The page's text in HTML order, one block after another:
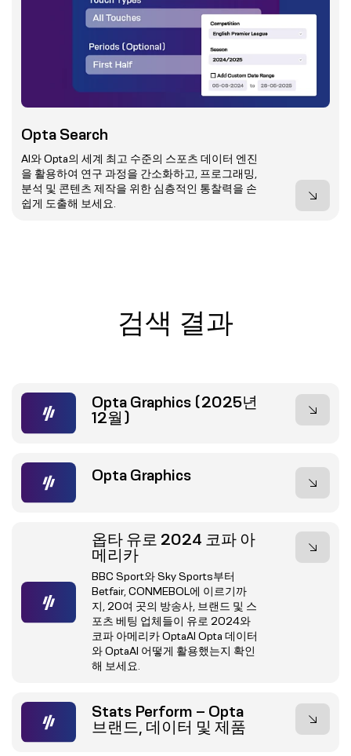
Opta Search
AI와 Opta의 세계 최고 수준의 스포츠 데이터 엔진
을 활용하여 연구 과정을 간소화하고, 프로그래밍,
분석 및 콘텐츠 제작을 위한 심층적인 통찰력을 손
쉽게 도출해 보세요.
검색 결과
Opta Graphics (2025년
12월)
Opta Graphics
옵타 유로 2024 코파 아
메리카
BBC Sport와 Sky Sports부터
Betfair, CONMEBOL에 이르기까
지, 20여 곳의 방송사, 브랜드 및 스
포츠 베팅 업체들이 유로 2024와
코파 아메리카 OptaAI Opta 데이터
와 OptaAI 어떻게 활용했는지 확인
해 보세요.
Stats Perform – Opta
브랜드, 데이터 및 제품